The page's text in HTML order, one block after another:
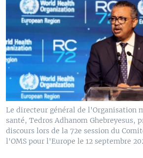
Le directeur général de l'Organisation
santé, Tedros Adhanom Ghebreyesus,
discours lors de la 72e session du
l'OMS pour l'Europe le 12 septembre